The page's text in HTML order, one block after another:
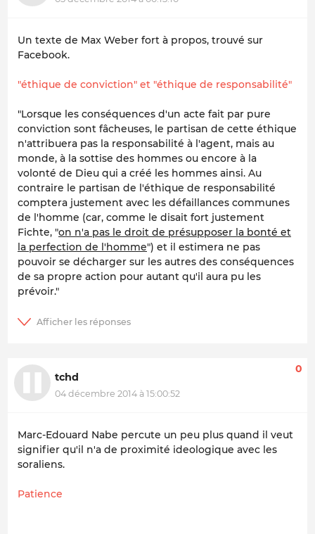
Un texte de Max Weber fort à propos, trouvé sur
Facebook.
"éthique de conviction" et "éthique de responsabilité"
"Lorsque les conséquences d'un acte fait par pure
conviction sont fâcheuses, le partisan de cette éthique
n'attribuera pas la responsabilité à l'agent, mais au
monde, à la sottise des hommes ou encore à la
volonté de Dieu qui a créé les hommes ainsi. Au
contraire le partisan de l'éthique de responsabilité
comptera justement avec les défaillances communes
de l'homme (car, comme le disait fort justement
Fichte, "on n'a pas le droit de présupposer la bonté et
la perfection de l'homme") et il estimera ne pas
pouvoir se décharger sur les autres des conséquences
de sa propre action pour autant qu'il aura pu les
prévoir."
tchd
04 décembre 2014 à 15:00:52
0
Marc-Edouard Nabe percute un peu plus quand il veut
signifier qu'il n'a de proximité ideologique avec les
soraliens.
Patience